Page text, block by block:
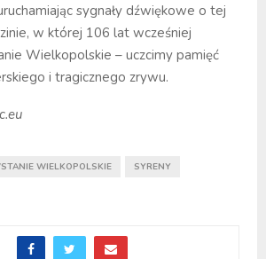
sygnały dźwiękowe o tej
w której 106 lat wcześniej
Wielkopolskie – uczcimy pamięć
i tragicznego zrywu.
WIELKOPOLSKIE SYRENY